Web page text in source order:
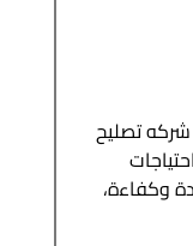
تصليح
وكفاءة،